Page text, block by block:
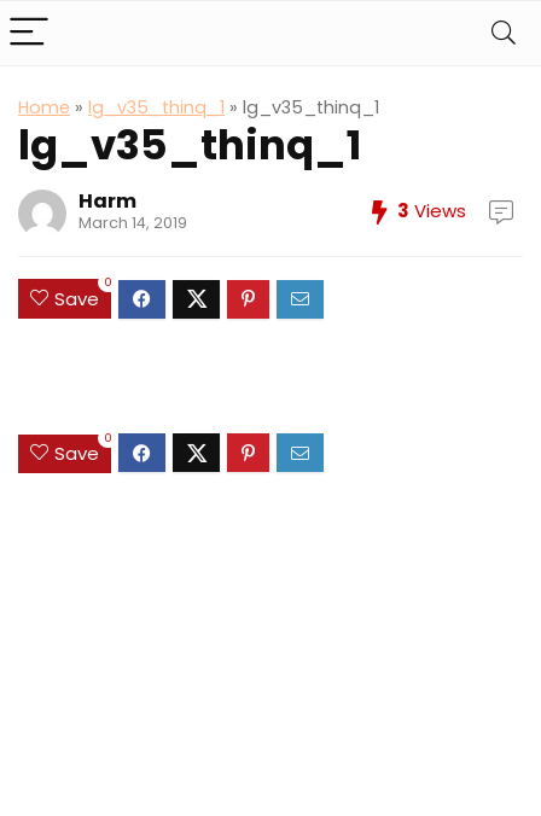
Home » lg_v35_thinq_1 » lg_v35_thinq_1
lg_v35_thinq_1
Harm
March 14, 2019 3 Views
Save
0
Save
0